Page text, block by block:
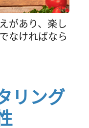
があり、楽し
なければなら
リング